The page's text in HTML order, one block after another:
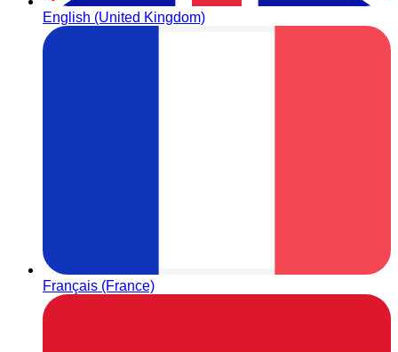
English (United Kingdom)
Français (France)